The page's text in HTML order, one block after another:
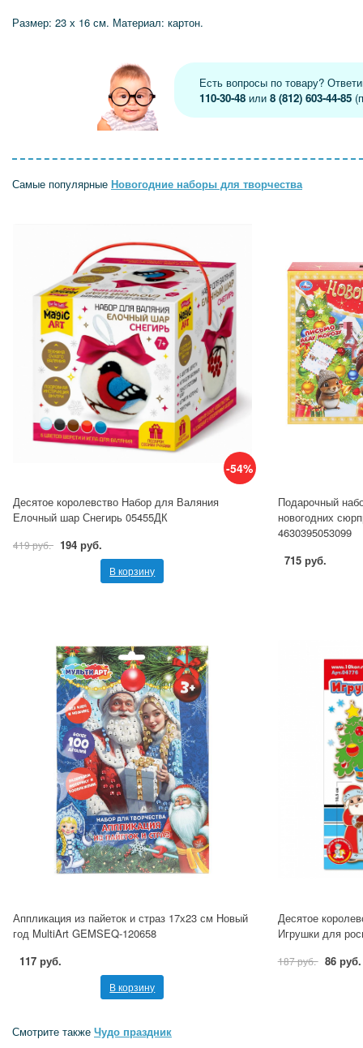
Размер: 23 х 16 см. Материал: картон.
Есть вопросы по товару?
110-30-48 или8 (812) 603-44-85
Самые популярные Новогодние наборы для творчества
-54%
Десятое королевство Набор для Валяния
Елочный шар Снегирь 05455ДК
419 руб. 194 руб.
В корзину
Подарочный
новогодних
4630395053099
715 руб.
Аппликация из пайеток и страз 17х23 см Новый
год MultiArt GEMSEQ-120658
117 руб.
В корзину
Десятое
Игрушки для
187 руб. 86 руб.
Смотрите также Чудо праздник